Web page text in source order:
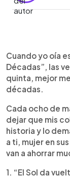
►
Cuando yo oía
Décadas”, las
quinta, mejor
décadas.
Cada ocho de
dejar que mis
historia y lo
a ti, mujer en
van a ahorrar
1. “El Sol da